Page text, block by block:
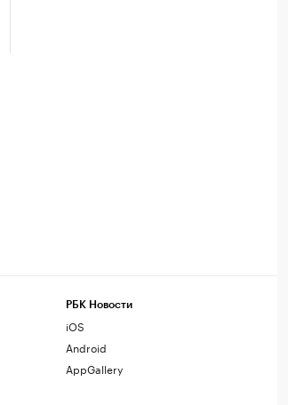
РБК Новости
iOS
Android
AppGallery